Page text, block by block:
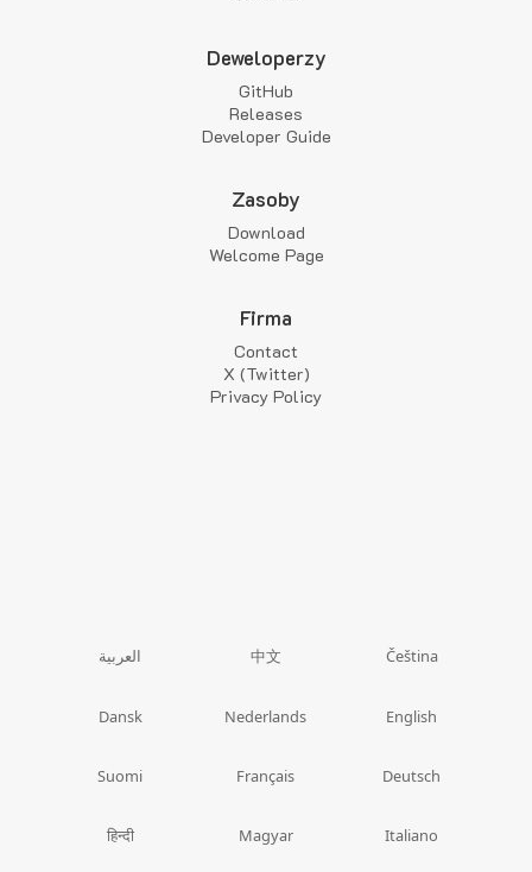
Deweloperzy
GitHub
Releases
Developer Guide
Zasoby
Download
Welcome Page
Firma
Contact
X (Twitter)
Privacy Policy
العربية 中文 Čeština
Dansk Nederlands English
Suomi Français Deutsch
हिन्दी Magyar Italiano